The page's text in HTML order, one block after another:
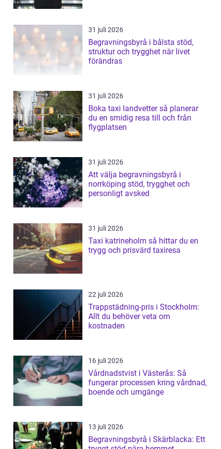
31 juli 2026
Begravningsbyrå i bålsta stöd,
struktur och trygghet när livet
förändras
31 juli 2026
Boka taxi landvetter så planerar
du en smidig resa till och från
flygplatsen
31 juli 2026
Att välja begravningsbyrå i
norrköping stöd, trygghet och
personligt avsked
31 juli 2026
Taxi katrineholm så hittar du en
trygg och prisvärd taxiresa
22 juli 2026
Trappstädning-pris i Stockholm:
Allt du behöver veta om
kostnaden
16 juli 2026
Vårdnadstvist i Västerås: Så
fungerar processen kring vårdnad,
boende och umgänge
13 juli 2026
Begravningsbyrå i Skärblacka: Ett